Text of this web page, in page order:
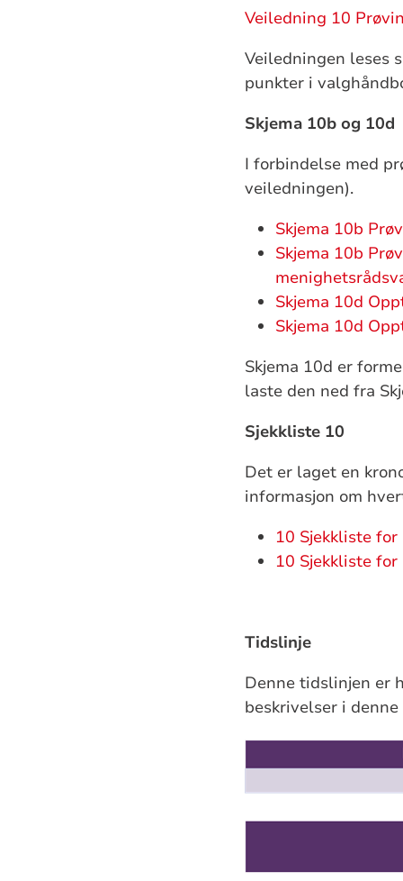
Veiledning 10
Veiledningen leses
punkter i
Skjema 10b og 10d
I forbindelse med
veiledningen).
Skjema 10b
Skjema 10b
Skjema 10d
Skjema 10d
Skjema 10d er
laste den ned fra
Sjekkliste 10
Det er laget en
informasjon om
10 Sjekkliste
10 Sjekkliste
Tidslinje
Denne tidslinjen er
beskrivelser i